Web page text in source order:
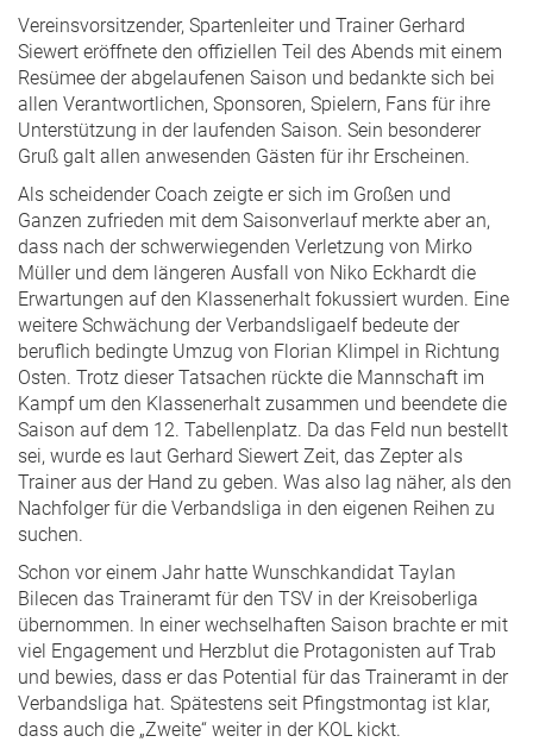
Vereinsvorsitzender, Spartenleiter und Trainer Gerhard
Siewert eröffnete den offiziellen Teil des Abends mit einem
Resümee der abgelaufenen Saison und bedankte sich bei
allen Verantwortlichen, Sponsoren, Spielern, Fans für ihre
Unterstützung in der laufenden Saison. Sein besonderer
Gruß galt allen anwesenden Gästen für ihr Erscheinen.
Als scheidender Coach zeigte er sich im Großen und
Ganzen zufrieden mit dem Saisonverlauf merkte aber an,
dass nach der schwerwiegenden Verletzung von Mirko
Müller und dem längeren Ausfall von Niko Eckhardt die
Erwartungen auf den Klassenerhalt fokussiert wurden. Eine
weitere Schwächung der Verbandsligaelf bedeute der
beruflich bedingte Umzug von Florian Klimpel in Richtung
Osten. Trotz dieser Tatsachen rückte die Mannschaft im
Kampf um den Klassenerhalt zusammen und beendete die
Saison auf dem 12. Tabellenplatz. Da das Feld nun bestellt
sei, wurde es laut Gerhard Siewert Zeit, das Zepter als
Trainer aus der Hand zu geben. Was also lag näher, als den
Nachfolger für die Verbandsliga in den eigenen Reihen zu
suchen.
Schon vor einem Jahr hatte Wunschkandidat Taylan
Bilecen das Traineramt für den TSV in der Kreisoberliga
übernommen. In einer wechselhaften Saison brachte er mit
viel Engagement und Herzblut die Protagonisten auf Trab
und bewies, dass er das Potential für das Traineramt in der
Verbandsliga hat. Spätestens seit Pfingstmontag ist klar,
dass auch die „Zweite“ weiter in der KOL kickt.